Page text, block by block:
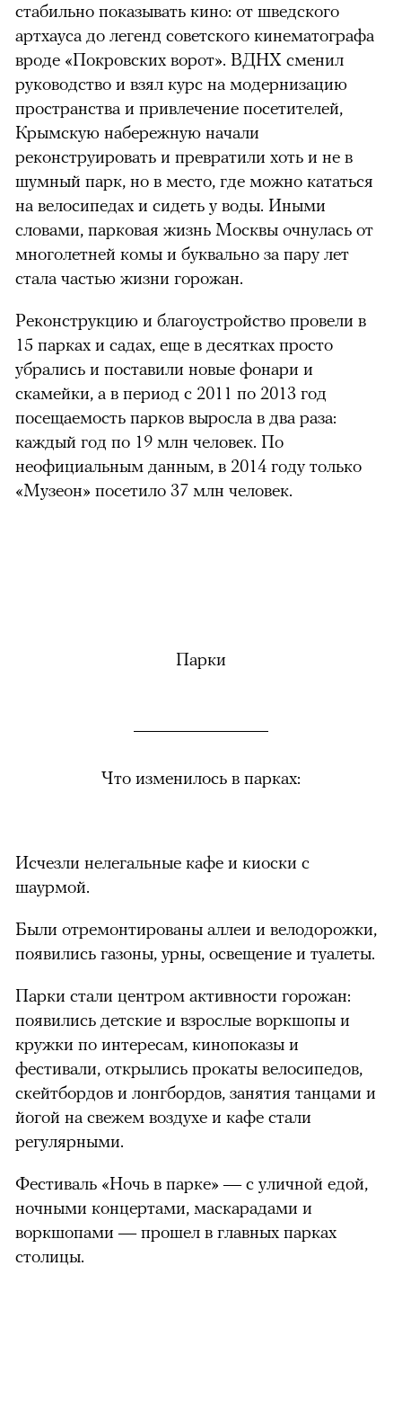
стабильно показывать кино: от шведского
артхауса до легенд советского кинематографа
вроде «Покровских ворот». ВДНХ сменил
руководство и взял курс на модернизацию
пространства и привлечение посетителей,
Крымскую набережную начали
реконструировать и превратили хоть и не в
шумный парк, но в место, где можно кататься
на велосипедах и сидеть у воды. Иными
словами, парковая жизнь Москвы очнулась от
многолетней комы и буквально за пару лет
стала частью жизни горожан.
Реконструкцию и благоустройство провели в
15 парках и садах, еще в десятках просто
убрались и поставили новые фонари и
скамейки, а в период с 2011 по 2013 год
посещаемость парков выросла в два раза:
каждый год по 19 млн человек. По
неофициальным данным, в 2014 году только
«Музеон» посетило 37 млн человек.
Парки
Что изменилось в парках:
Исчезли нелегальные кафе и киоски с
шаурмой.
Были отремонтированы аллеи и велодорожки,
появились газоны, урны, освещение и туалеты.
Парки стали центром активности горожан:
появились детские и взрослые воркшопы и
кружки по интересам, кинопоказы и
фестивали, открылись прокаты велосипедов,
скейтбордов и лонгбордов, занятия танцами и
йогой на свежем воздухе и кафе стали
регулярными.
Фестиваль «Ночь в парке» — с уличной едой,
ночными концертами, маскарадами и
воркшопами — прошел в главных парках
столицы.